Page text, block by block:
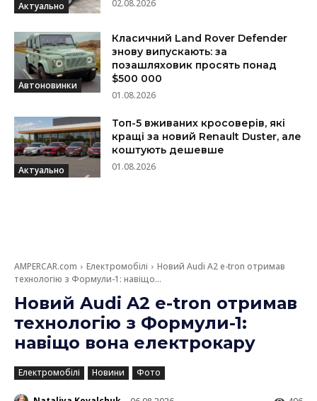
Актуально 02.08.2026
Автоновинки
Класичний Land Rover Defender
знову випускають: за
позашляховик просять понад
$500 000
01.08.2026
Актуально
Топ-5 вживаних кросоверів, які
кращі за новий Renault Duster, але
коштують дешевше
01.08.2026